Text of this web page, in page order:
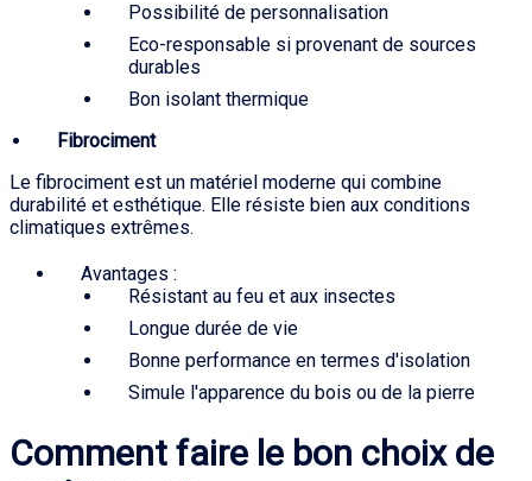
Possibilité de personnalisation
Eco-responsable si provenant de sources
durables
Bon isolant thermique
Fibrociment
Le fibrociment est un matériel moderne qui combine
durabilité et esthétique. Elle résiste bien aux conditions
climatiques extrêmes.
Avantages :
Résistant au feu et aux insectes
Longue durée de vie
Bonne performance en termes d'isolation
Simule l'apparence du bois ou de la pierre
Comment faire le bon choix de